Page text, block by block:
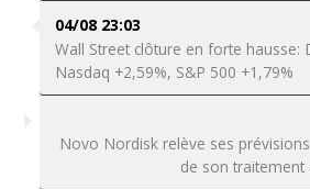
04/08 23:03
Wall Street clôture en forte hausse:
Nasdaq +2,59%, S&P 500 +1,79%
Novo Nordisk relève ses
de son